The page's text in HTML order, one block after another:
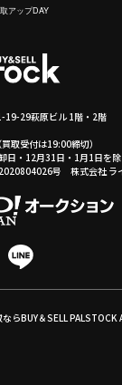
アップDAY
19-29萩原ビル 1階・2階
取受付は19:00締切）
日・12月31日・1月1日を除
号 株式会社 ラ
らBUY＆SELL PALSTOCK